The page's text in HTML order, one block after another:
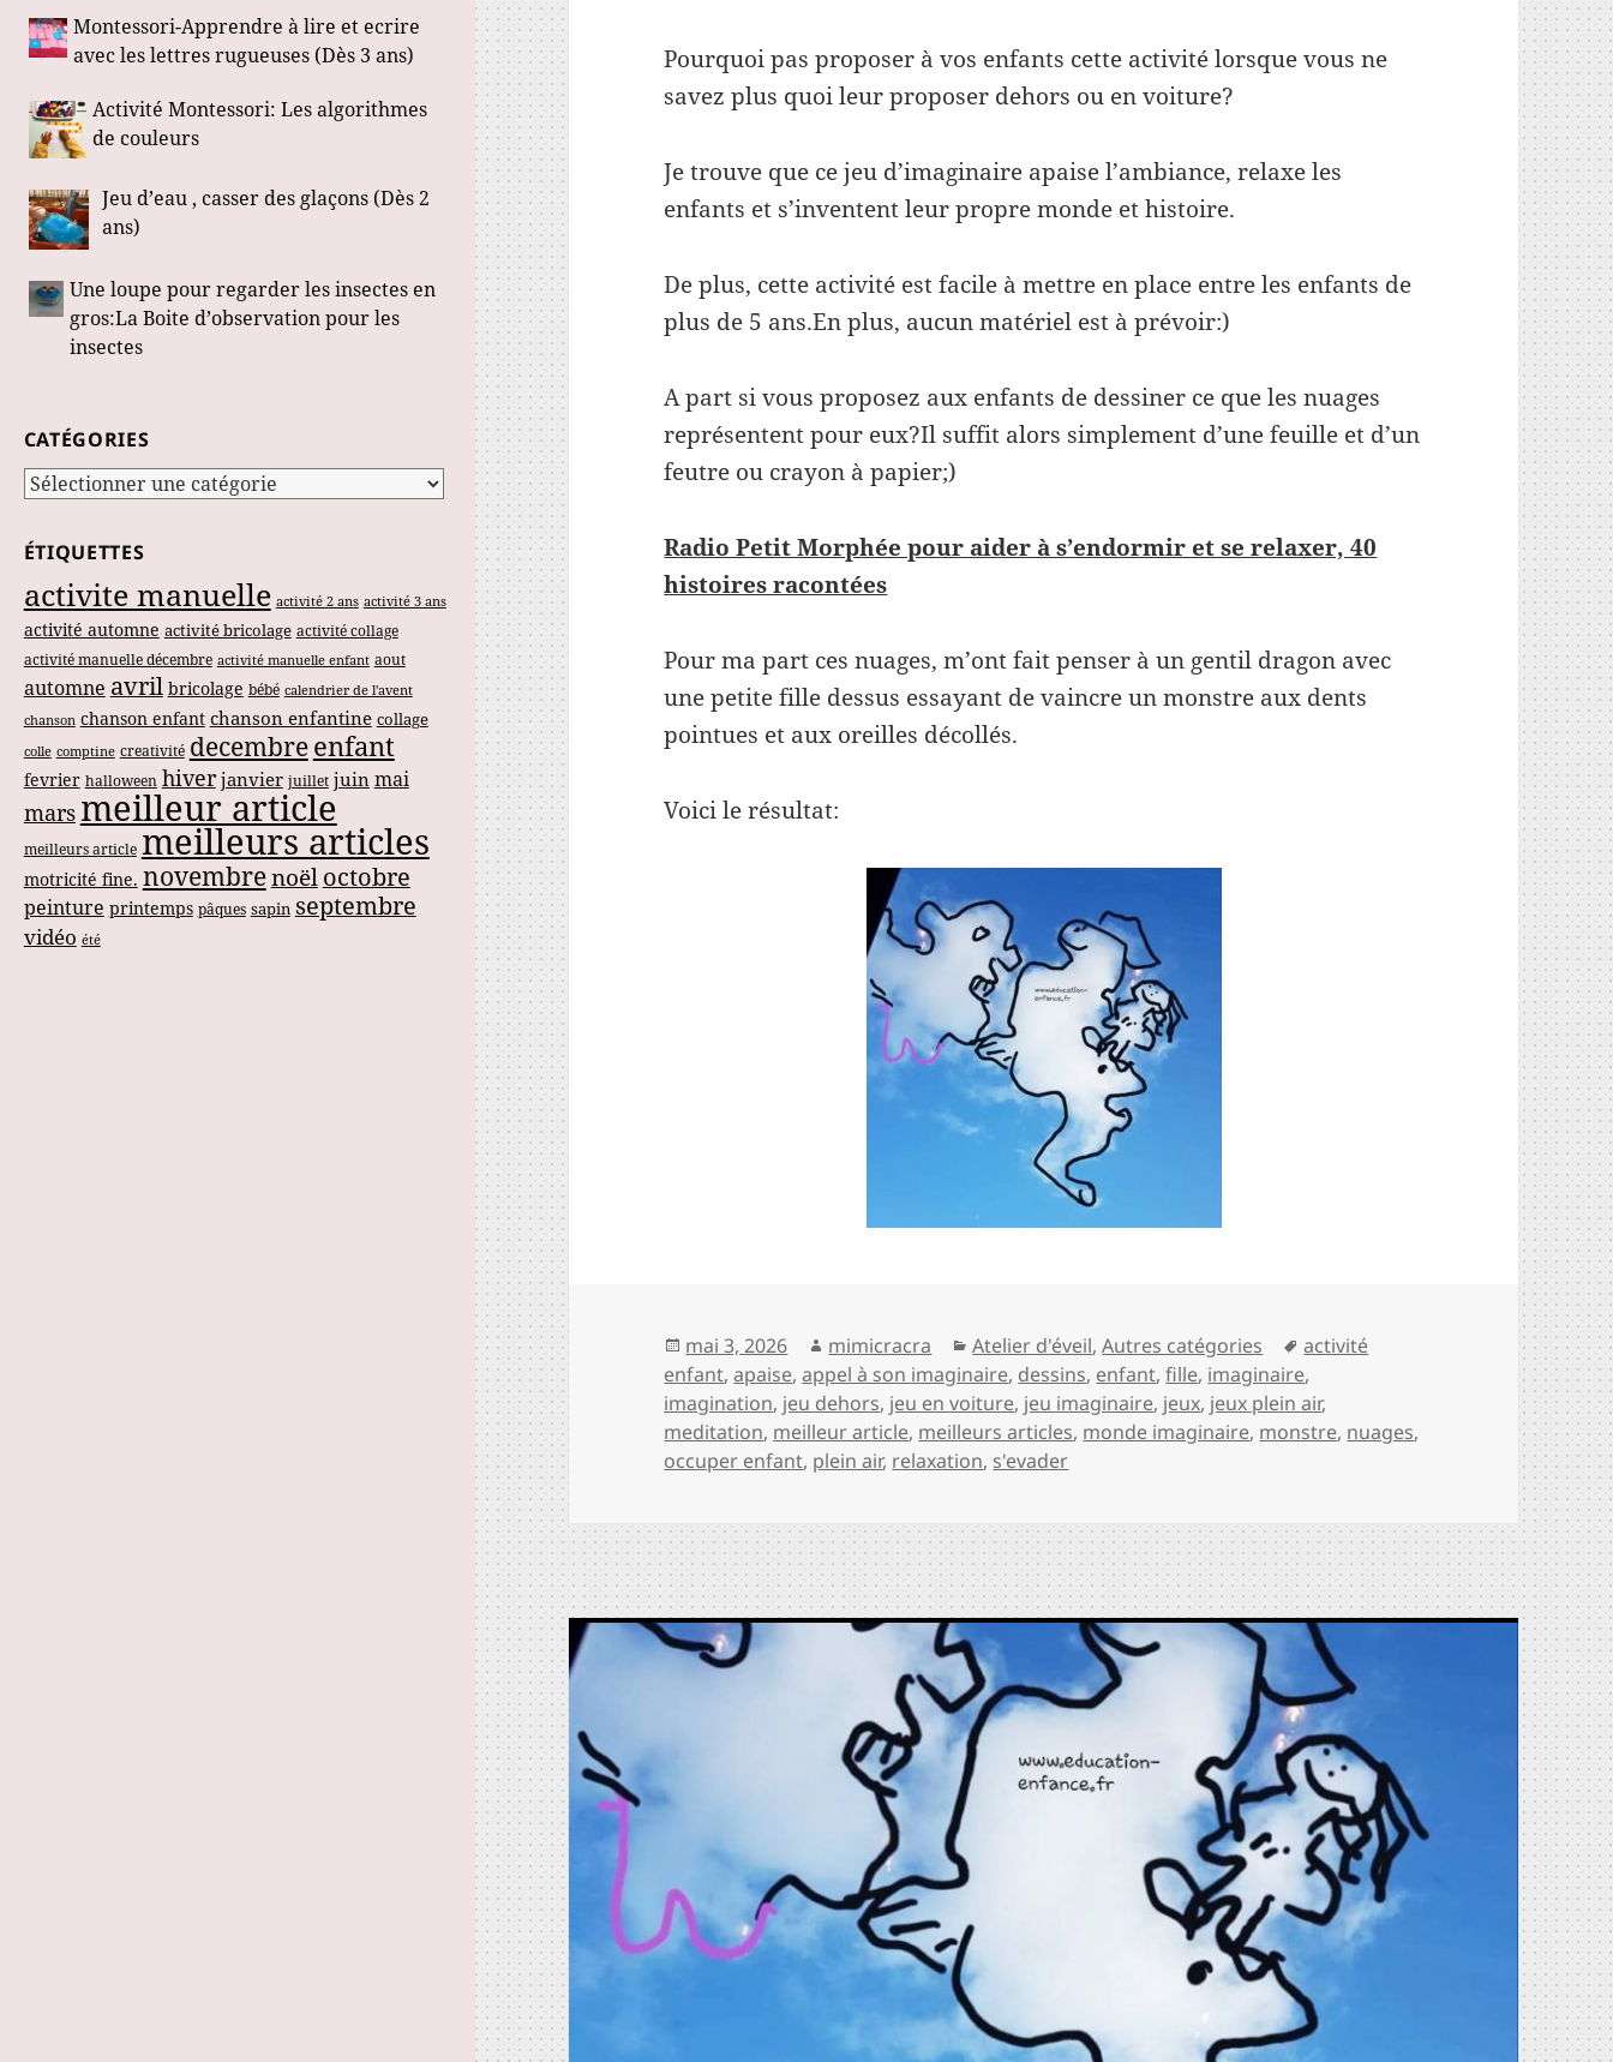
Montessori-Apprendre à lire et ecrire
avec les lettres rugueuses (Dès 3 ans)
Activité Montessori: Les algorithmes
de couleurs
Jeu d’eau , casser des glaçons (Dès 2
ans)
Une loupe pour regarder les insectes en
gros:La Boite d’observation pour les
insectes
CATÉGORIES
Catégories
ÉTIQUETTES
activite manuelle activité 2 ans activité 3 ans
activité automne activité bricolage activité collage
activité manuelle décembre activité manuelle enfant aout
automne avril bricolage bébé calendrier de l'avent
chanson chanson enfant chanson enfantine collage
colle comptine creativité decembreenfant
fevrier halloween hiver janvier juillet juin mai
marsmeilleur article
meilleurs article meilleurs articles
motricité fine. novembrenoëloctobre
peinture printemps pâques sapin septembre
vidéo été
Pourquoi pas proposer à vos enfants cette activité lorsque vous ne
savez plus quoi leur proposer dehors ou en voiture?
Je trouve que ce jeu d’imaginaire apaise l’ambiance, relaxe les
enfants et s’inventent leur propre monde et histoire.
De plus, cette activité est facile à mettre en place entre les enfants de
plus de 5 ans.En plus, aucun matériel est à prévoir:)
A part si vous proposez aux enfants de dessiner ce que les nuages
représentent pour eux?Il suffit alors simplement d’une feuille et d’un
feutre ou crayon à papier;)
Radio Petit Morphée pour aider à s’endormir et se relaxer, 40
histoires racontées
Pour ma part ces nuages, m’ont fait penser à un gentil dragon avec
une petite fille dessus essayant de vaincre un monstre aux dents
pointues et aux oreilles décollés.
Voici le résultat:
Publié
le
mai 3, 2026 Auteur
mimicracra Catégories
Atelier d'éveil,Autres catégories
Mots-
clés
activité
enfant,apaise,appel à son imaginaire, dessins, enfant,fille, imaginaire,
imagination, jeu dehors, jeu en voiture, jeu imaginaire, jeux, jeux plein air,
meditation, meilleur article, meilleurs articles, monde imaginaire, monstre, nuages,
occuper enfant, plein air, relaxation, s'evader